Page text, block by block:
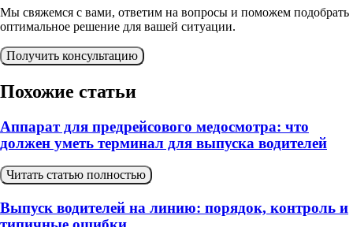
Мы свяжемся с вами, ответим на вопросы и поможем подобрать
оптимальное решение для вашей ситуации.
Получить консультацию
Похожие статьи
Аппарат для предрейсового медосмотра: что
должен уметь терминал для выпуска водителей
Читать статью полностью
Выпуск водителей на линию: порядок, контроль и